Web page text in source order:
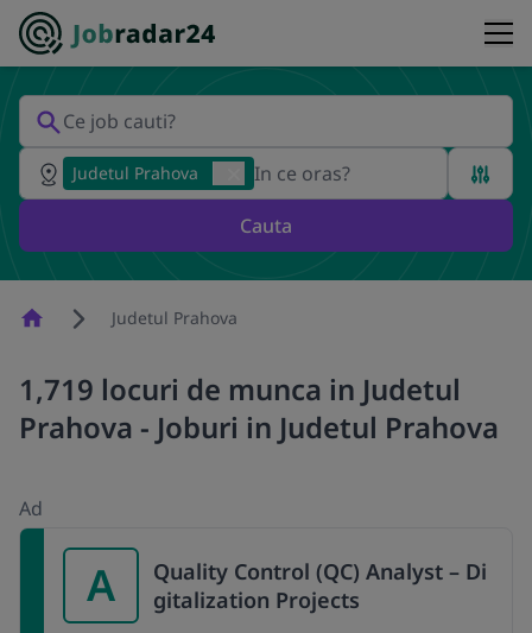
Judetul Prahova
Cauta
HomepageJudetul Prahova
1,719 locuri de munca in Judetul
Prahova - Joburi in Judetul Prahova
Ad
A
Quality Control (QC) Analyst – Di
gitalization Projects